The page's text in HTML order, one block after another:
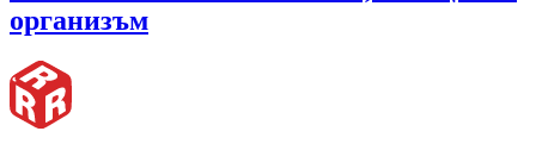
организъм